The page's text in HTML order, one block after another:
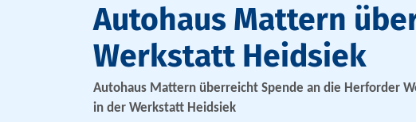
Autohaus Mattern
Werkstatt Heidsiek
Autohaus Mattern überreicht Spende an die Herforder
in der Werkstatt Heidsiek